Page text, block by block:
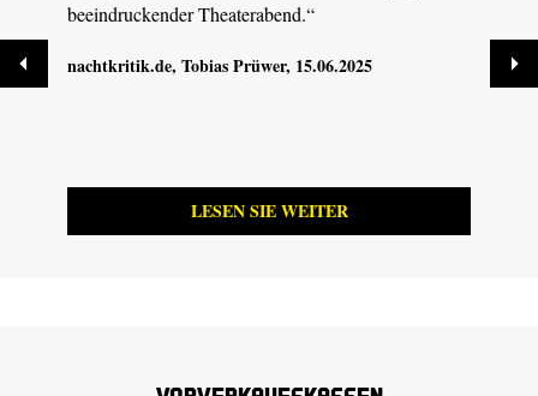
beeindruckender Theaterabend.“
nachtkritik.de, Tobias Prüwer, 15.06.2025
LESEN SIE WEITER
tdz.de